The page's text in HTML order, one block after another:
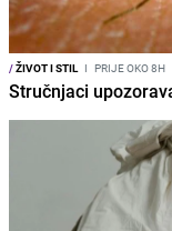
/ŽIVOT I STIL I PRIJE OKO 8H
Stručnjaci